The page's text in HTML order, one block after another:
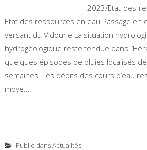
2023/Etat-des-
Etat des ressources en eau Passage en
versant du Vidourle La situation
hydrogéologique reste tendue dans
quelques épisodes de pluies localisés
semaines. Les débits des cours d’eau
moye...
Publié dansActualités